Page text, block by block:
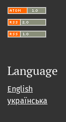
Language
English
українська